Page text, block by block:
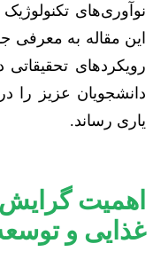
نوآوری‌های
این مقاله به معرفی
رویکردهای تحقیقاتی
دانشجویان عزیز را
یاری رساند.
اهمیت گرایش
غذایی و توسعه